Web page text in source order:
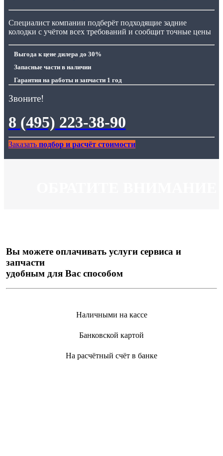
Специалист компании подберёт подходящие задние
колодки с учётом всех требований и сообщит точные цены
Выгодак цене дилера до 30%
Запасные частив наличии
Гарантияна работы и запчасти 1 год
Звоните!
8 (495) 223-38-90
Заказать подбор и расчёт стоимости
Вы можете оплачивать услуги сервиса и
запчасти
удобным для Вас способом
Наличными на кассе
Банковской картой
На расчётный счёт в банке